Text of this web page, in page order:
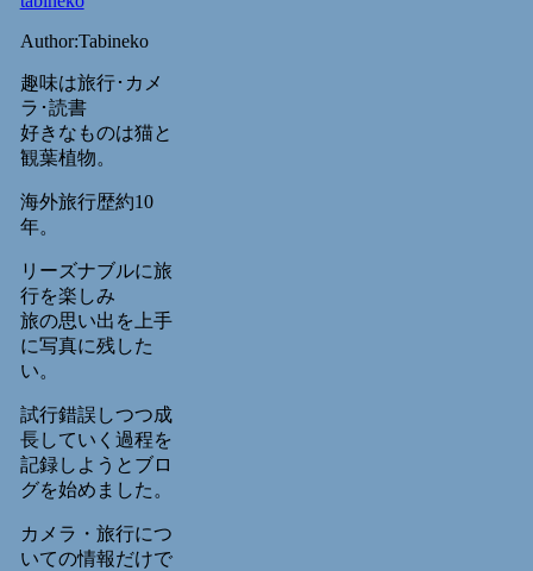
Author:Tabineko
趣味は旅行･カメ
ラ･読書
好きなものは猫と
観葉植物。
海外旅行歴約10
年。
リーズナブルに旅
行を楽しみ
旅の思い出を上手
に写真に残した
い。
試行錯誤しつつ成
長していく過程を
記録しようとブロ
グを始めました。
カメラ・旅行につ
いての情報だけで